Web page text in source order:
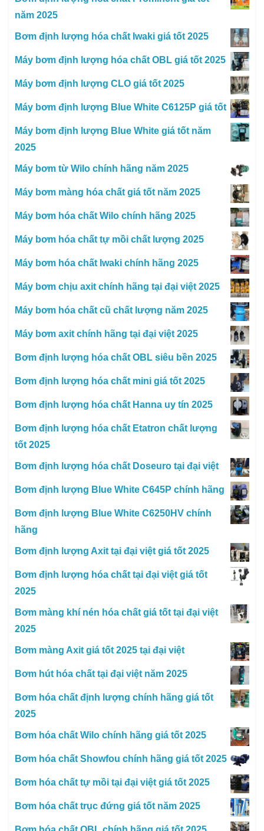
năm 2025
Bơm định lượng hóa chất Iwaki giá tốt 2025
Máy bơm định lượng hóa chất OBL giá tốt 2025
Máy bơm định lượng CLO giá tốt 2025
Máy bơm định lượng Blue White C6125P giá tốt
Máy bơm định lượng Blue White giá tốt năm
2025
Máy bơm từ Wilo chính hãng năm 2025
Máy bơm màng hóa chất giá tốt năm 2025
Máy bơm hóa chất Wilo chính hãng 2025
Máy bơm hóa chất tự mồi chất lượng 2025
Máy bơm hóa chất Iwaki chính hãng 2025
Máy bơm chịu axit chính hãng tại đại việt 2025
Máy bơm hóa chất cũ chất lượng năm 2025
Máy bơm axit chính hãng tại đại việt 2025
Bơm định lượng hóa chất OBL siêu bền 2025
Bơm định lượng hóa chất mini giá tốt 2025
Bơm định lượng hóa chất Hanna uy tín 2025
Bơm định lượng hóa chất Etatron chất lượng
tốt 2025
Bơm định lượng hóa chất Doseuro tại đại việt
Bơm định lượng Blue White C645P chính hãng
Bơm định lượng Blue White C6250HV chính
hãng
Bơm định lượng Axit tại đại việt giá tốt 2025
Bơm định lượng hóa chất tại đại việt giá tốt
2025
Bơm màng khí nén hóa chất giá tốt tại đại việt
2025
Bơm màng Axit giá tốt 2025 tại đại việt
Bơm hút hóa chất tại đại việt năm 2025
Bơm hóa chất định lượng chính hãng giá tốt
2025
Bơm hóa chất Wilo chính hãng giá tốt 2025
Bơm hóa chất Showfou chính hãng giá tốt 2025
Bơm hóa chất tự mồi tại đại việt giá tốt 2025
Bơm hóa chất trục đứng giá tốt năm 2025